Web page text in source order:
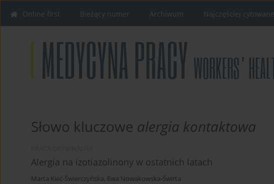
Online first Bieżący numer Archiwum Najczęściej
Słowo kluczowe alergia kontaktowa
Alergia na izotiazolinony w ostatnich latach
Marta Kieć-Świerczyńska, Ewa Nowakowska-Świrta